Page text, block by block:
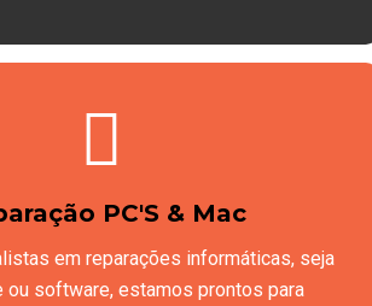
PC'S & Mac
em reparações informáticas, seja
ou software, estamos prontos para